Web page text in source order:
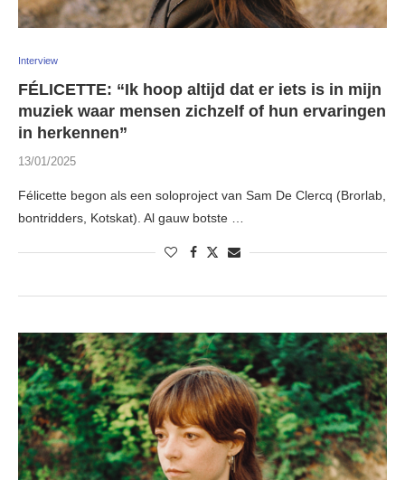
Interview
FÉLICETTE: “Ik hoop altijd dat er iets is in mijn
muziek waar mensen zichzelf of hun ervaringen
in herkennen”
13/01/2025
Félicette begon als een soloproject van Sam De Clercq (Brorlab,
bontridders, Kotskat). Al gauw botste …